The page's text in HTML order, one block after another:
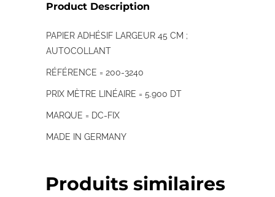
Product Description
PAPIER ADHÉSIF LARGEUR 45 CM ;
AUTOCOLLANT
RÉFÉRENCE = 200-3240
PRIX MÈTRE LINÉAIRE = 5.900 DT
MARQUE = DC-FIX
MADE IN GERMANY
Produits similaires